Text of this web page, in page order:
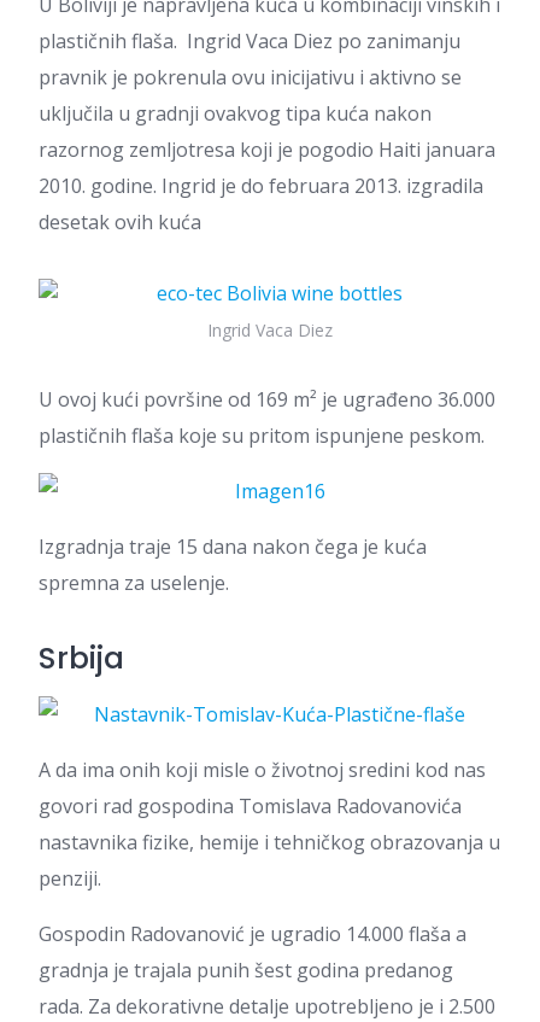
plastičnih flaša. Ingrid Vaca Diez po zanimanju
pravnik je pokrenula ovu inicijativu i aktivno se
uključila u gradnji ovakvog tipa kuća nakon
razornog zemljotresa koji je pogodio Haiti januara
2010. godine. Ingrid je do februara 2013. izgradila
desetak ovih kuća
Ingrid Vaca Diez
U ovoj kući površine od 169 m² je ugrađeno 36.000
plastičnih flaša koje su pritom ispunjene peskom.
Izgradnja traje 15 dana nakon čega je kuća
spremna za uselenje.
Srbija
A da ima onih koji misle o životnoj sredini kod nas
govori rad gospodina Tomislava Radovanovića
nastavnika fizike, hemije i tehničkog obrazovanja u
penziji.
Gospodin Radovanović je ugradio 14.000 flaša a
gradnja je trajala punih šest godina predanog
rada. Za dekorativne detalje upotrebljeno je i 2.500